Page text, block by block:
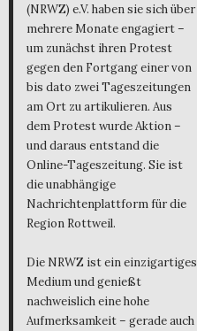
(NRWZ) e.V. haben sie sich über
mehrere Monate engagiert –
um zunächst ihren Protest
gegen den Fortgang einer von
bis dato zwei Tageszeitungen
am Ort zu artikulieren. Aus
dem Protest wurde Aktion –
und daraus entstand die
Online-Tageszeitung. Sie ist
die unabhängige
Nachrichtenplattform für die
Region Rottweil.
Die NRWZ ist ein einzigartiges
Medium und genießt
nachweislich eine hohe
Aufmerksamkeit – gerade auch